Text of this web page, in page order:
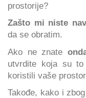
prostorije?
Zašto mi niste
da se obratim.
Ako ne znate
utvrdite koja su
koristili vaše
Takođe, kako i